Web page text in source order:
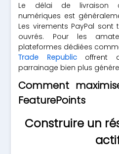
Le délai de livraison
numériques est
Les virements PayPal
ouvrés. Pour les
plateformes dédiées
Trade Republicoffrent
parrainage bien plus
Comment
FeaturePoints
Construire un